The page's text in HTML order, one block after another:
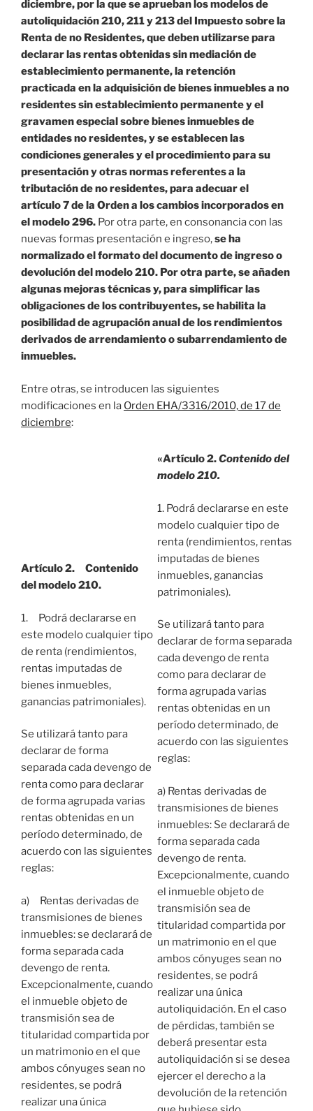
diciembre, por la que se aprueban los modelos de
autoliquidación 210, 211 y 213 del Impuesto sobre la
Renta de no Residentes, que deben utilizarse para
declarar las rentas obtenidas sin mediación de
establecimiento permanente, la retención
practicada en la adquisición de bienes inmuebles a no
residentes sin establecimiento permanente y el
gravamen especial sobre bienes inmuebles de
entidades no residentes, y se establecen las
condiciones generales y el procedimiento para su
presentación y otras normas referentes a la
tributación de no residentes, para adecuar el
artículo 7 de la Orden a los cambios incorporados en
el modelo 296. Por otra parte, en consonancia con las
nuevas formas presentación e ingreso,se ha
normalizado el formato del documento de ingreso o
devolución del modelo 210. Por otra parte, se añaden
algunas mejoras técnicas y, para simplificar las
obligaciones de los contribuyentes, se habilita la
posibilidad de agrupación anual de los rendimientos
derivados de arrendamiento o subarrendamiento de
inmuebles.
Entre otras, se introducen las siguientes
modificaciones en la Orden EHA/3316/2010, de 17 de
diciembre:
Artículo 2. Contenido
del modelo 210.
1. Podrá declararse en
este modelo cualquier tipo
de renta (rendimientos,
rentas imputadas de
bienes inmuebles,
ganancias patrimoniales).
Se utilizará tanto para
declarar de forma
separada cada devengo de
renta como para declarar
de forma agrupada varias
rentas obtenidas en un
período determinado, de
acuerdo con las siguientes
reglas:
a) Rentas derivadas de
transmisiones de bienes
inmuebles: se declarará de
forma separada cada
devengo de renta.
Excepcionalmente, cuando
el inmueble objeto de
transmisión sea de
titularidad compartida por
un matrimonio en el que
ambos cónyuges sean no
residentes, se podrá
realizar una única
«Artículo 2.Contenido del
modelo 210.
1. Podrá declararse en este
modelo cualquier tipo de
renta (rendimientos, rentas
imputadas de bienes
inmuebles, ganancias
patrimoniales).
Se utilizará tanto para
declarar de forma separada
cada devengo de renta
como para declarar de
forma agrupada varias
rentas obtenidas en un
período determinado, de
acuerdo con las siguientes
reglas:
a) Rentas derivadas de
transmisiones de bienes
inmuebles: Se declarará de
forma separada cada
devengo de renta.
Excepcionalmente, cuando
el inmueble objeto de
transmisión sea de
titularidad compartida por
un matrimonio en el que
ambos cónyuges sean no
residentes, se podrá
realizar una única
autoliquidación. En el caso
de pérdidas, también se
deberá presentar esta
autoliquidación si se desea
ejercer el derecho a la
devolución de la retención